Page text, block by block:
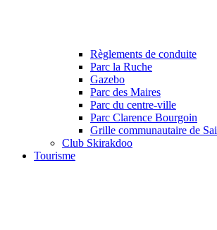
Règlements de conduite
Parc la Ruche
Gazebo
Parc des Maires
Parc du centre-ville
Parc Clarence Bourgoin
Grille communautaire de
Club Skirakdoo
Tourisme